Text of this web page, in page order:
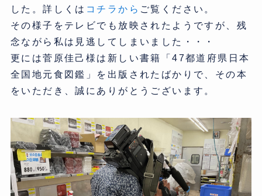
した。詳しくは コチラから ご覧ください。
その様子をテレビでも放映されたようですが、残
念ながら私は見逃してしまいました・・・
更には菅原佳己様は新しい書籍「47都道府県日本
全国地元食図鑑」を出版されたばかりで、その本
をいただき、誠にありがとうございます。